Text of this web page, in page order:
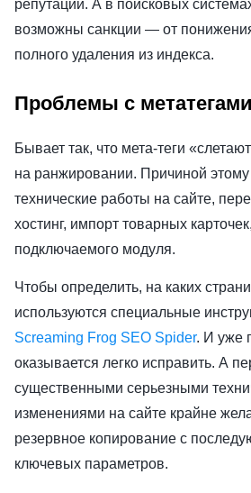
репутации. А в поисковых
возможны санкции — от
полного удаления из индекса.
Проблемы с метатегами
Бывает так, что мета-теги
на ранжировании. Причиной этому
технические работы на сайте,
хостинг, импорт товарных
подключаемого модуля.
Чтобы определить, на каких
используются специальные
Screaming Frog SEO Spider. И уже
оказывается легко исправить. А
существенными серьезными
изменениями на сайте крайне
резервное копирование с
ключевых параметров.